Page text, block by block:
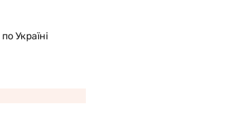
по Україні